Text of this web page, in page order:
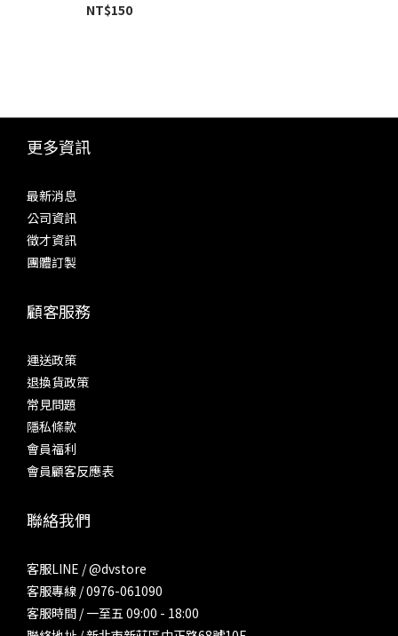
NT$150
更多資訊
最新消息
公司資訊
徵才資訊
團體訂製
顧客服務
運送政策
退換貨政策
常見問題
隱私條款
會員福利
會員顧客反應表
聯絡我們
客服LINE / @dvstore
客服專線 / 0976-061090
客服時間 / 一至五 09:00 - 18:00